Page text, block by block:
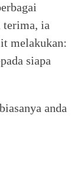
terima, ia
melakukan:
siapa
anda